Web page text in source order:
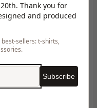
Thank you for
and produced
sellers: t-shirts,
Subscribe